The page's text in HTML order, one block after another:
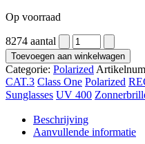
Op voorraad
8274 aantal
Toevoegen aan winkelwagen
Categorie: Polarized
CAT.3 Class One Polarized
Sunglasses UV 400
Beschrijving
Aanvullende informatie